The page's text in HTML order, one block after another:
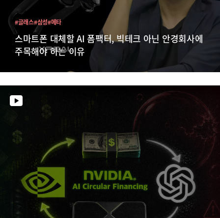
스마트폰 대체할 AI 폼팩터, 빅테크 아닌 안경회사에
주목해야 하는 이유
#글래스#삼성#메타